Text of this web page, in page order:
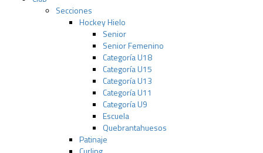
Secciones
Hockey Hielo
Senior
Senior Femenino
Categoría U18
Categoría U15
Categoría U13
Categoría U11
Categoría U9
Escuela
Quebrantahuesos
Patinaje